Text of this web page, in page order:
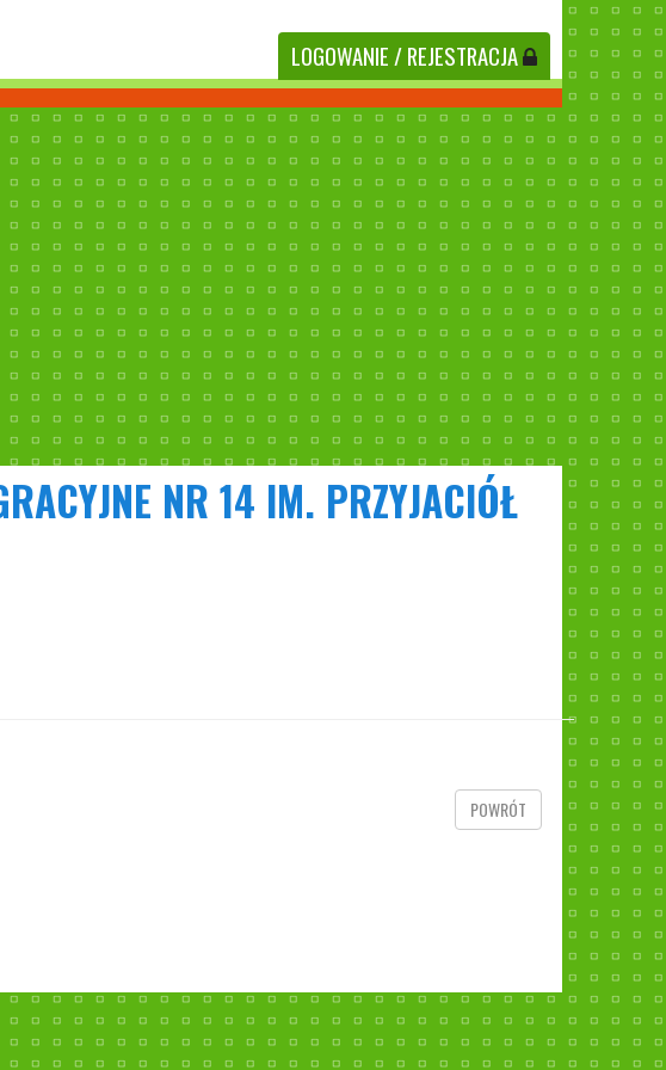
LOGOWANIE / REJESTRACJA
NR 14 IM. PRZYJACIÓŁ
POWRÓT